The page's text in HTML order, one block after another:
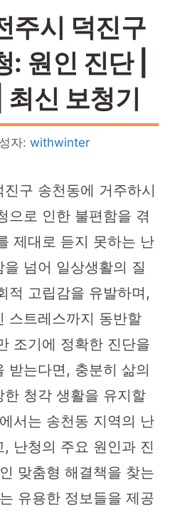
주시 덕진구
원인 진단 |
최신 보청기
자: withwinter
구 송천동에 거주하시
으로 인한 불편함을 겪
제대로 듣지 못하는 난
넘어 일상생활의 질
적 고립감을 유발하며,
스트레스까지 동반할
조기에 정확한 진단을
받는다면, 충분히 삶의
청각 생활을 유지할
서는 송천동 지역의 난
난청의 주요 원인과 진
맞춤형 해결책을 찾는
유용한 정보들을 제공